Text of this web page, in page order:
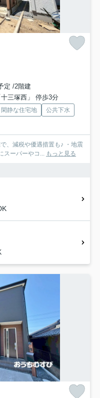
定 /2階建
三塚西」 停歩3分
閑静な住宅地
公共下水
、減税や優遇措置も♪ ・地震
スーパーやコ... もっと見る